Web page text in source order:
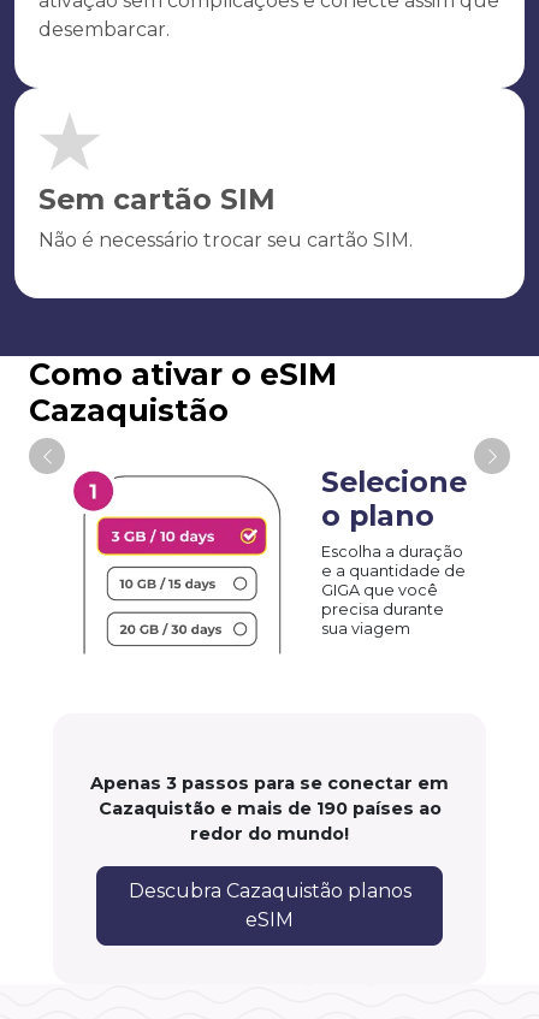
desembarcar.
Sem cartão SIM
Não é necessário trocar seu cartão SIM.
Como ativar o eSIM
Cazaquistão
Selecione
o plano
Escolha a duração
e a quantidade de
GIGA que você
precisa durante
sua viagem
Apenas 3 passos para se conectar em
Cazaquistão e mais de 190 países ao
redor do mundo!
Descubra Cazaquistão planos
eSIM